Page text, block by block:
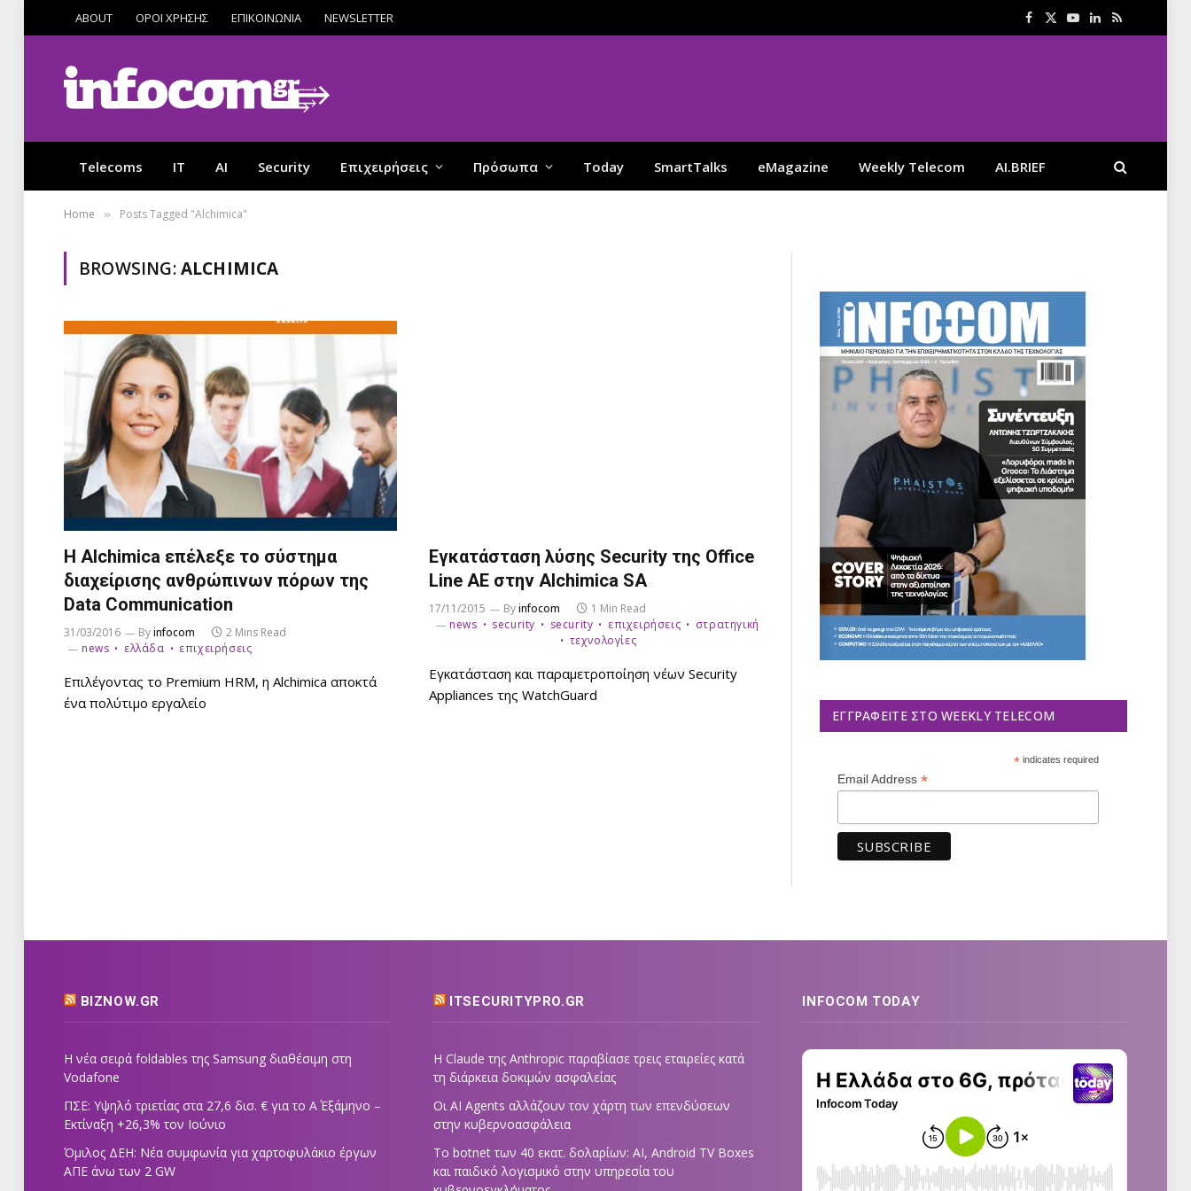
ABOUT ΟΡΟΙ ΧΡΗΣΗΣ ΕΠΙΚΟΙΝΩΝΙΑ NEWSLETTER Facebook
X
YouTube
LinkedIn
RSS
Telecoms IT AI Security Επιχειρήσεις Πρόσωπα Today SmartTalks eMagazine Weekly Telecom AI.BRIEF
Home » Posts Tagged "Alchimica"
BROWSING:ALCHIMICA
H Alchimica επέλεξε το σύστημα
διαχείρισης ανθρώπινων πόρων της
Data Communication
31/03/2016 Byinfocom
2 Mins Read
news
ελλάδα επιχειρήσεις
Επιλέγοντας το Premium HRM, η Alchimica αποκτά
ένα πολύτιμο εργαλείο
Εγκατάσταση λύσης Security της Office
Line AE στην Alchimica SA
17/11/2015 Byinfocom
1 Min Read
news
security security επιχειρήσεις
στρατηγική
τεχνολογίες
Εγκατάσταση και παραμετροποίηση νέων Security
Appliances της WatchGuard
ΕΓΓΡΑΦΕΊΤΕ ΣΤΟ WEEKLY TELECOM
*indicates required
Email Address *
BIZNOW.GR
Η νέα σειρά foldables της Samsung διαθέσιμη στη
Vodafone
ΠΣΕ: Υψηλό τριετίας στα 27,6 δισ. € για το Α΄ Εξάμηνο –
Εκτίναξη +26,3% τον Ιούνιο
Όμιλος ΔΕΗ: Νέα συμφωνία για χαρτοφυλάκιο έργων
ΑΠΕ άνω των 2 GW
ITSECURITYPRO.GR
Η Claude της Anthropic παραβίασε τρεις εταιρείες κατά
τη διάρκεια δοκιμών ασφαλείας
Οι AI Agents αλλάζουν τον χάρτη των επενδύσεων
στην κυβερνοασφάλεια
Το botnet των 40 εκατ. δολαρίων: AI, Android TV Boxes
και παιδικό λογισμικό στην υπηρεσία του
INFOCOM TODAY